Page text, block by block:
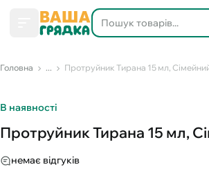
Головна ... Протруйник Тирана 15 мл,
В наявності
Протруйник Тирана 15 мл,
немає відгуків